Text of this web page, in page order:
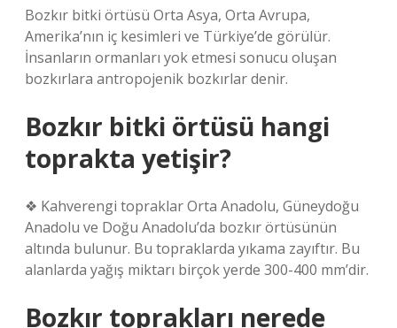
Bozkır bitki örtüsü Orta Asya, Orta Avrupa,
Amerika’nın iç kesimleri ve Türkiye’de görülür.
İnsanların ormanları yok etmesi sonucu oluşan
bozkırlara antropojenik bozkırlar denir.
Bozkır bitki örtüsü hangi
toprakta yetişir?
❖ Kahverengi topraklar Orta Anadolu, Güneydoğu
Anadolu ve Doğu Anadolu’da bozkır örtüsünün
altında bulunur. Bu topraklarda yıkama zayıftır. Bu
alanlarda yağış miktarı birçok yerde 300-400 mm’dir.
Bozkır toprakları nerede